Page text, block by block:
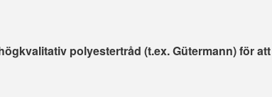
polyestertråd (t.ex. Gütermann) för